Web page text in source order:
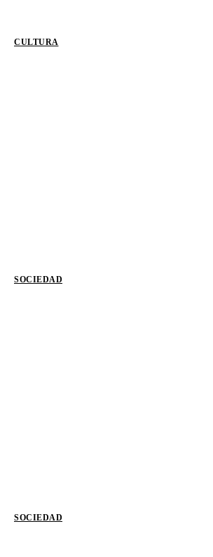
CULTURA
SOCIEDAD
SOCIEDAD